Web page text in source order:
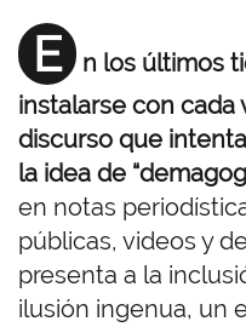
pp
E
n los últimos
instalarse con cada
discurso que
la idea de
en notas
públicas, videos y
presenta a la
ilusión ingenua, un